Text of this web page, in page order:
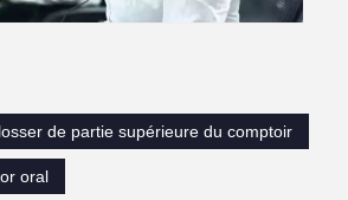
de partie supérieure du comptoir
oral